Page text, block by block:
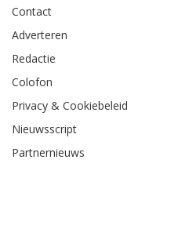
Contact
Adverteren
Redactie
Colofon
Privacy & Cookiebeleid
Nieuwsscript
Partnernieuws